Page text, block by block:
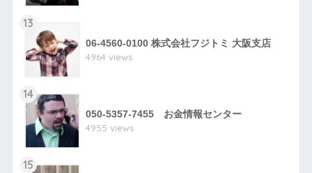
13
06-4560-0100 株式会社フジトミ 大阪支店
4964 views
14
050-5357-7455 お金情報センター
4955 views
15